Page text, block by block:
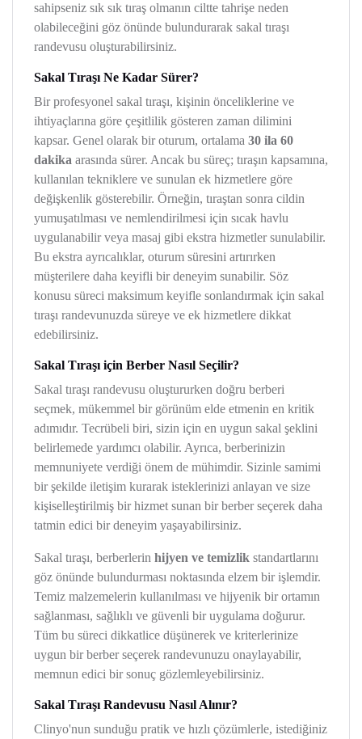
sahipseniz sık sık tıraş olmanın ciltte tahrişe neden
olabileceğini göz önünde bulundurarak sakal tıraşı
randevusu oluşturabilirsiniz.
Sakal Tıraşı Ne Kadar Sürer?
Bir profesyonel sakal tıraşı, kişinin önceliklerine ve
ihtiyaçlarına göre çeşitlilik gösteren zaman dilimini
kapsar. Genel olarak bir oturum, ortalama 30 ila 60
dakika arasında sürer. Ancak bu süreç; tıraşın kapsamına,
kullanılan tekniklere ve sunulan ek hizmetlere göre
değişkenlik gösterebilir. Örneğin, tıraştan sonra cildin
yumuşatılması ve nemlendirilmesi için sıcak havlu
uygulanabilir veya masaj gibi ekstra hizmetler sunulabilir.
Bu ekstra ayrıcalıklar, oturum süresini artırırken
müşterilere daha keyifli bir deneyim sunabilir. Söz
konusu süreci maksimum keyifle sonlandırmak için sakal
tıraşı randevunuzda süreye ve ek hizmetlere dikkat
edebilirsiniz.
Sakal Tıraşı için Berber Nasıl Seçilir?
Sakal tıraşı randevusu oluştururken doğru berberi
seçmek, mükemmel bir görünüm elde etmenin en kritik
adımıdır. Tecrübeli biri, sizin için en uygun sakal şeklini
belirlemede yardımcı olabilir. Ayrıca, berberinizin
memnuniyete verdiği önem de mühimdir. Sizinle samimi
bir şekilde iletişim kurarak isteklerinizi anlayan ve size
kişiselleştirilmiş bir hizmet sunan bir berber seçerek daha
tatmin edici bir deneyim yaşayabilirsiniz.
Sakal tıraşı, berberlerin hijyen ve temizlik standartlarını
göz önünde bulundurması noktasında elzem bir işlemdir.
Temiz malzemelerin kullanılması ve hijyenik bir ortamın
sağlanması, sağlıklı ve güvenli bir uygulama doğurur.
Tüm bu süreci dikkatlice düşünerek ve kriterlerinize
uygun bir berber seçerek randevunuzu onaylayabilir,
memnun edici bir sonuç gözlemleyebilirsiniz.
Sakal Tıraşı Randevusu Nasıl Alınır?
Clinyo'nun sunduğu pratik ve hızlı çözümlerle, istediğiniz